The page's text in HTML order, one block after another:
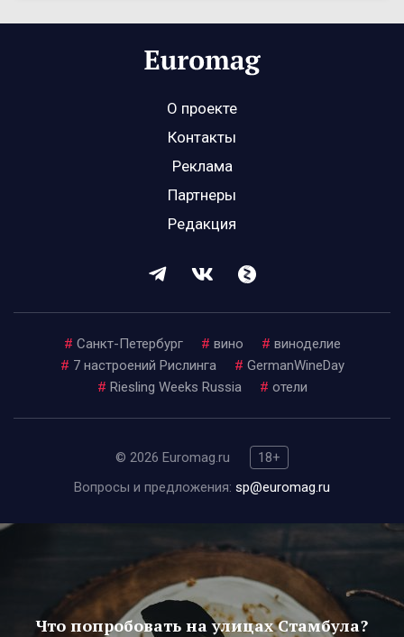
О проекте
Контакты
Реклама
Партнеры
Редакция
# Санкт-Петербург # вино # виноделие
# 7 настроений Рислинга # GermanWineDay
# Riesling Weeks Russia # отели
© 2026 Euromag.ru
18+
Вопросы и предложения: sp@euromag.ru
Что попробовать на улицах Стамбула?